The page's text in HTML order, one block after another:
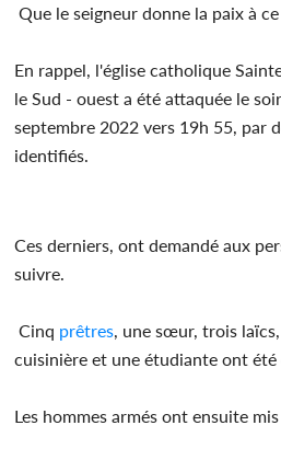
Que le seigneur donne la paix à ce
En rappel, l'église catholique
le Sud - ouest a été attaquée le
septembre 2022 vers 19h 55, par
identifiés.
Ces derniers, ont demandé aux
suivre.
Cinq prêtres , une sœur, trois
cuisinière et une étudiante ont été
Les hommes armés ont ensuite